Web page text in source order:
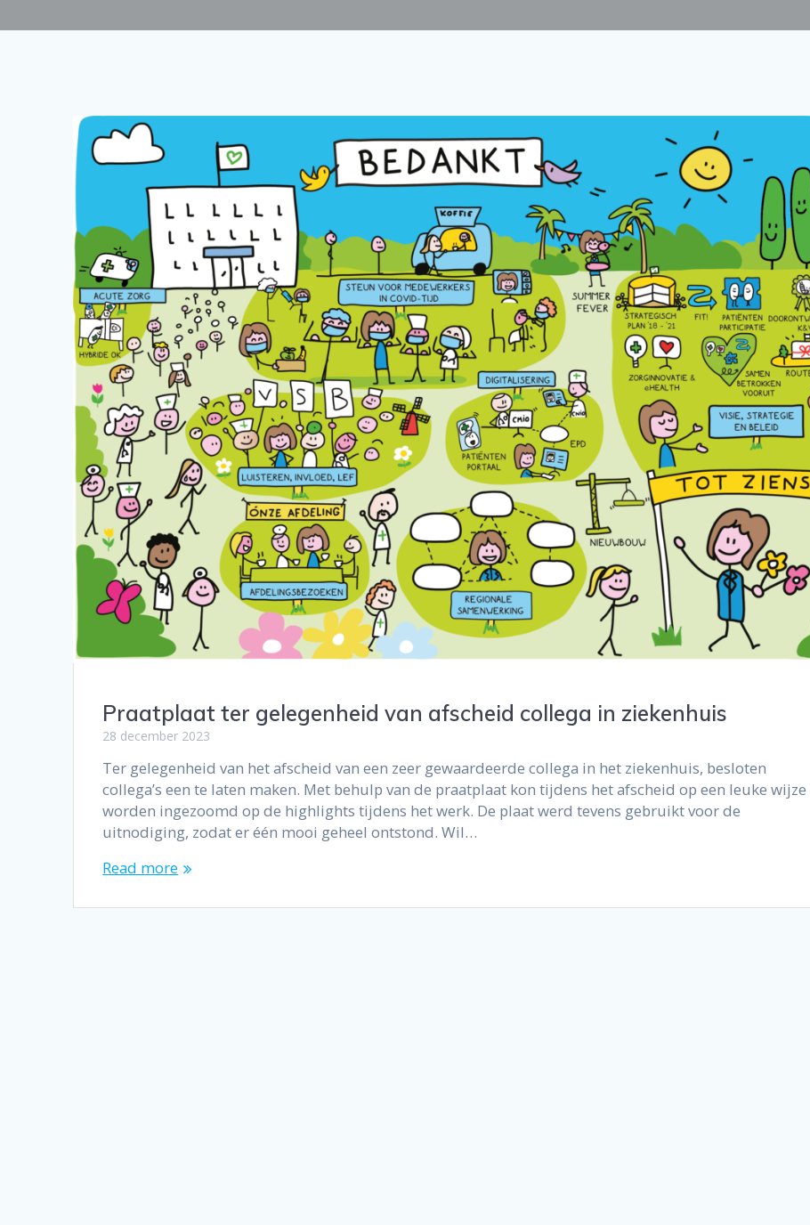
Praatplaat ter gelegenheid van afscheid collega in ziekenhuis
28 december 2023
Ter gelegenheid van het afscheid van een zeer gewaardeerde collega in het ziekenhuis, besloten
collega’s een te laten maken. Met behulp van de praatplaat kon tijdens het afscheid op een leuke wijze
worden ingezoomd op de highlights tijdens het werk. De plaat werd tevens gebruikt voor de
uitnodiging, zodat er één mooi geheel ontstond. Wil…
Read more